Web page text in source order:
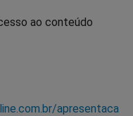
ao conteúdo
apresentaca